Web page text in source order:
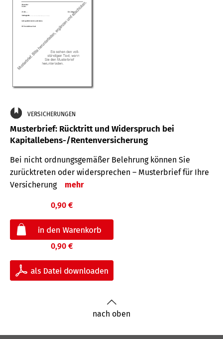
VERSICHERUNGEN
Musterbrief: Rücktritt und Widerspruch bei
Kapitallebens-/Rentenversicherung
Bei nicht ordnungsgemäßer Belehrung können Sie
zurücktreten oder widersprechen – Musterbrief für Ihre
Versicherung
mehr
0,90 €
0,90 €
nach oben